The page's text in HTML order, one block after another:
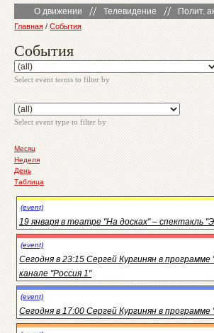
О движении Телевидение Полит.
Главная / События
События
Select event terms to filter by
Select event type to filter by
Месяц
Неделя
День
Таблица
(event)
19 января в театре "На досках" – спектакль
(event)
Сегодня в 23:15 Сергей Кургинян в
канале "Россия 1"
(event)
Сегодня в 17:00 Сергей Кургинян в